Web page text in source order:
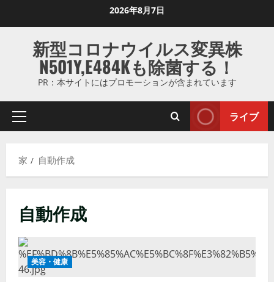
ス
ッ
ま
2026年8月7日
新型コロナウイルス変異株
N501Y,E484Kも除菌する！
PR：本サイトにはプロモーションが含まれています
プ
マ
ニ
ュ
ー
ライブ
家 自動作成
自動作成
美容・健康